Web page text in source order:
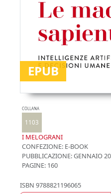
EPUB
COLLANA
1103
I MELOGRANI
CONFEZIONE: E-BOOK
PUBBLICAZIONE:GENNAIO
PAGINE: 160
ISBN 9788821196065